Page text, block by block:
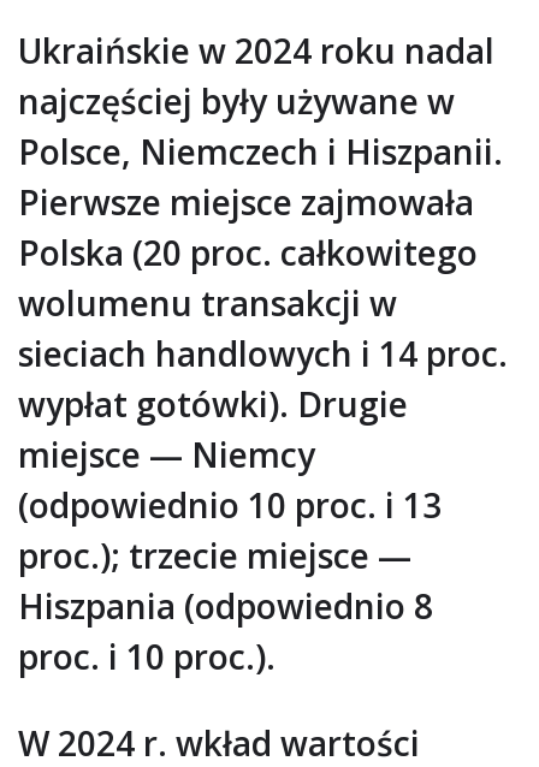
Ukraińskie w 2024 roku nadal
najczęściej były używane w
Polsce, Niemczech i Hiszpanii.
Pierwsze miejsce zajmowała
Polska (20 proc. całkowitego
wolumenu transakcji w
sieciach handlowych i 14 proc.
wypłat gotówki). Drugie
miejsce — Niemcy
(odpowiednio 10 proc. i 13
proc.); trzecie miejsce —
Hiszpania (odpowiednio 8
proc. i 10 proc.).
W 2024 r. wkład wartości